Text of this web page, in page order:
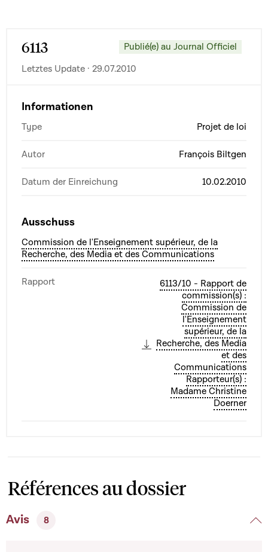
6113
Publié(e) au Journal Officiel
Letztes Update · 29.07.2010
Informationen
Type Projet de loi
Autor François Biltgen
Datum der Einreichung 10.02.2010
Ausschuss
Commission de l'Enseignement supérieur, de la
Recherche, des Media et des Communications
Rapport
6113/10 - Rapport de
commission(s) :
Commission de
l'Enseignement
supérieur, de la
Recherche, des Media
et des
Communications
Rapporteur(s) :
Madame Christine
Doerner
Références au dossier
Avis 8